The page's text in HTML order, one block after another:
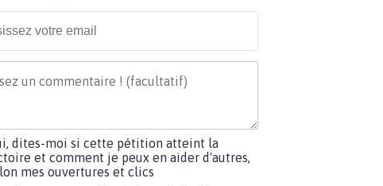
dites-moi si cette pétition atteint la
et comment je peux en aider d'autres,
mes ouvertures et clics